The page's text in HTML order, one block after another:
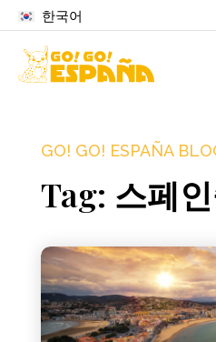
한국어
GO! GO! ESPAÑA
Tag: 스페